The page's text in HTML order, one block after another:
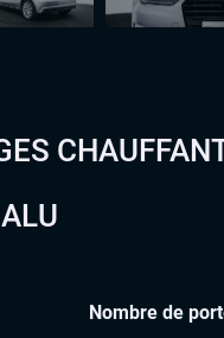
Nombre de